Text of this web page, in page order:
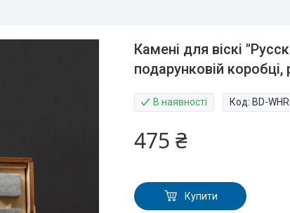
Камені для віскі
подарунковій коробці,
В наявності Код: BD-
475 ₴
Купити